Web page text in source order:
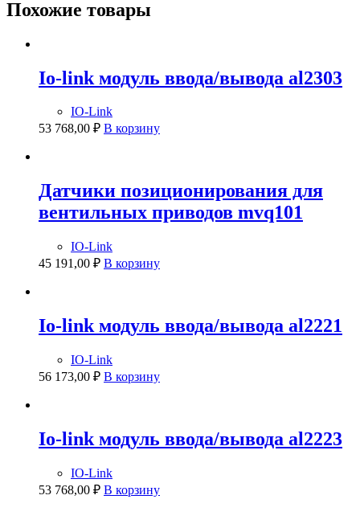
Похожие товары
Io-link модуль ввода/вывода al2303
IO-Link
53 768,00 ₽ В корзину
Датчики позиционирования для
вентильных приводов mvq101
IO-Link
45 191,00 ₽ В корзину
Io-link модуль ввода/вывода al2221
IO-Link
56 173,00 ₽ В корзину
Io-link модуль ввода/вывода al2223
IO-Link
53 768,00 ₽ В корзину